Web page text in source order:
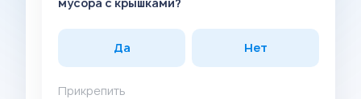
Да Нет
Прикрепить